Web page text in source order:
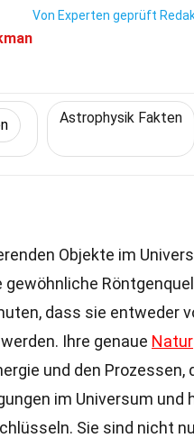
Von Experten geprüft
Astrophysik Fakten
Objekte im
dass sie entweder
Ihre genaue Natur
und den Prozessen,
im Universum und
Sie sind nicht